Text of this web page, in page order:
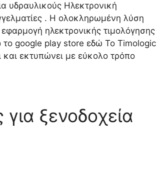
υδραυλικούς Ηλεκτρονική
. Η ολοκληρωμένη λύση
ηλεκτρονικής τιμολόγησης
το google play store εδώ Το Timologic
και εκτυπώνει με εύκολο τρόπο
ξενοδοχεία